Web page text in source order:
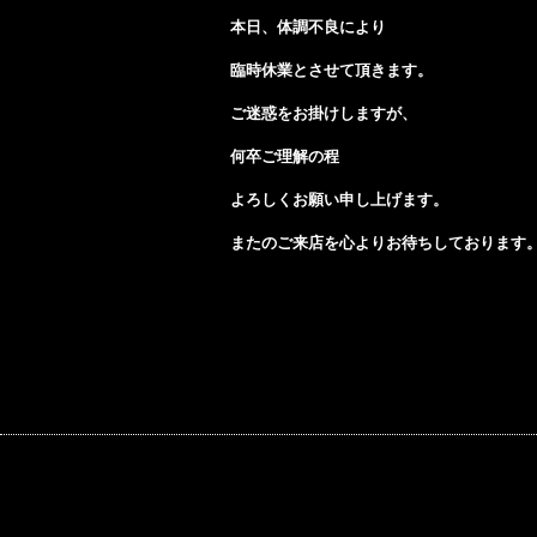
本日、体調不良により
臨時休業とさせて頂きます。
ご迷惑をお掛けしますが、
何卒ご理解の程
よろしくお願い申し上げます。
またのご来店を心よりお待ちしております